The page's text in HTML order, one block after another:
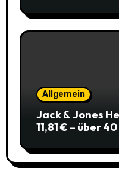
Allgemein
Jack & Jones
11,81 € – über